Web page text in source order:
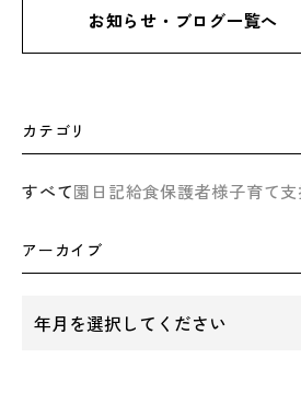
お知らせ・ブログ一覧へ
カテゴリ
すべて園日記給食保護者様子育て支
アーカイブ